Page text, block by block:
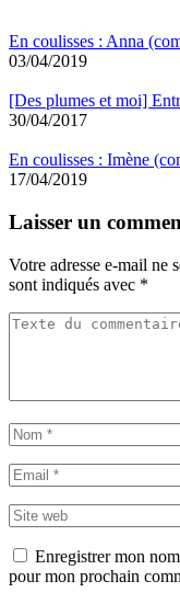
En coulisses : Anna
03/04/2019
[Des plumes et moi]
30/04/2017
En coulisses : Imène
17/04/2019
Laisser un
Votre adresse e-mail ne
sont indiqués avec *
Enregistrer mon
pour mon prochain